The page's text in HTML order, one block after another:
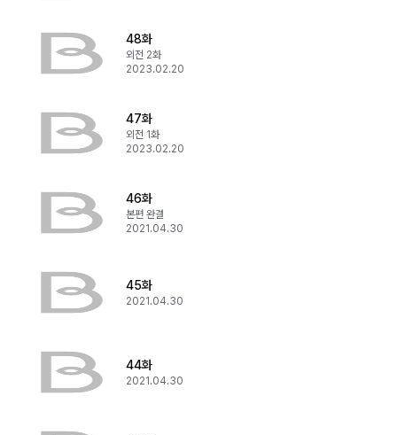
48화
외전 2화
2023.02.20
47화
외전 1화
2023.02.20
46화
본편 완결
2021.04.30
45화
2021.04.30
44화
2021.04.30